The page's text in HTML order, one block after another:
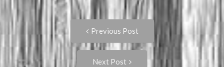
Post
navigation
Previous Post
post:
Next Post